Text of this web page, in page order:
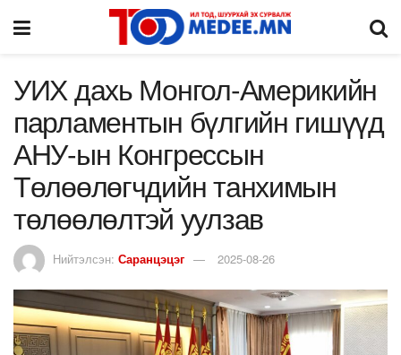
УИХ дахь Монгол-Америкийн
парламентын бүлгийн гишүүд
АНУ-ын Конгрессын
Төлөөлөгчдийн танхимын
төлөөлөлтэй уулзав
Нийтэлсэн: Саранцэцэг 2025-08-26